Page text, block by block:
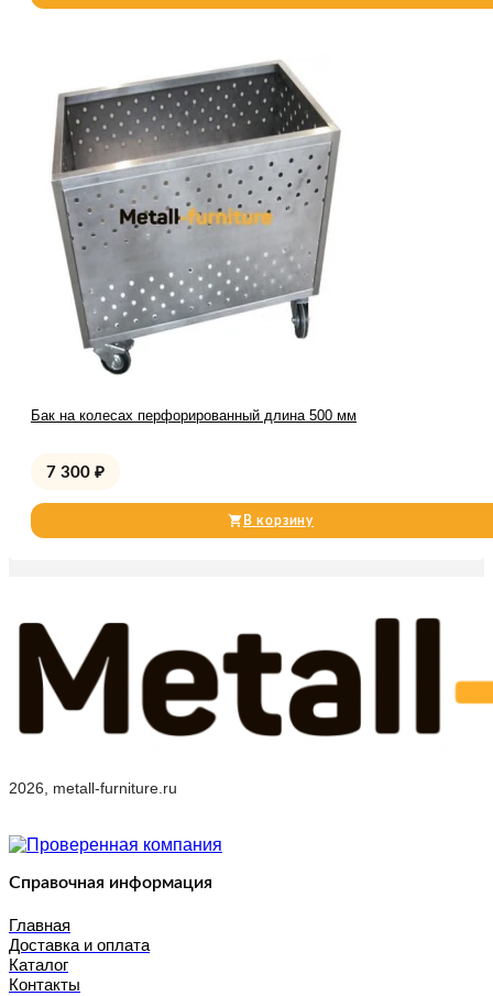
Бак на колесах перфорированный длина 500 мм
7 300 ₽
В корзину
2026, metall-furniture.ru
Справочная информация
Главная
Доставка и оплата
Каталог
Контакты